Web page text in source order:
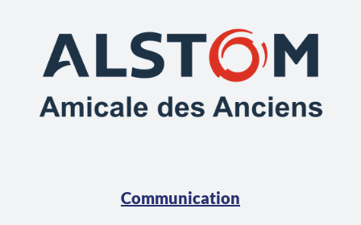
Communication